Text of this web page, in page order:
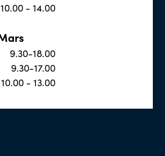
10.00 - 14.00
9.30-18.00
9.30-17.00
10.00 - 13.00